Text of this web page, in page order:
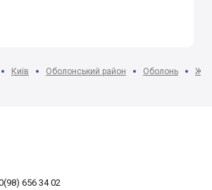
Київ Оболонський район Оболонь ЖК
656 34 02